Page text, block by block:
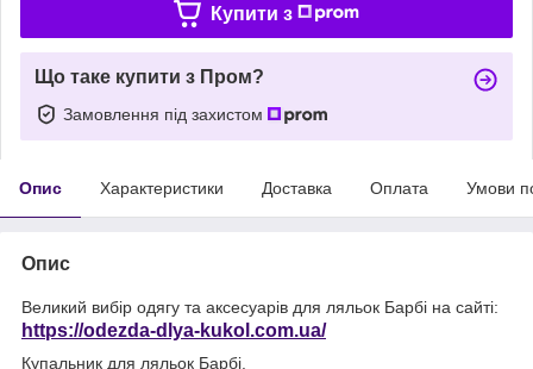
Купити з
Що таке купити з Пром?
Замовлення під захистом
Опис Характеристики Доставка Оплата Умови
Опис
Великий вибір одягу та аксесуарів для ляльок Барбі на сайті:
https://odezda-dlya-kukol.com.ua/
Купальник для ляльок Барбі.